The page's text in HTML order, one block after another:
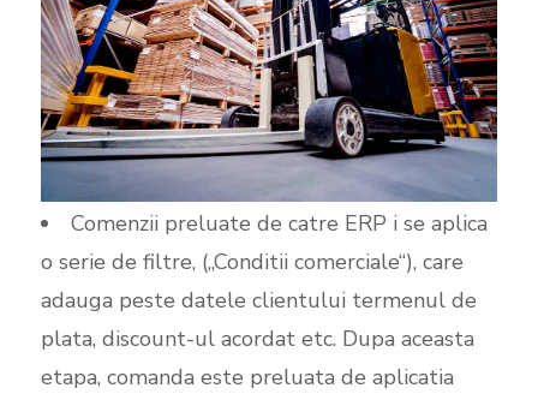
Comenzii preluate de catre ERP i se aplica
o serie de filtre, (,,Conditii comerciale“), care
adauga peste datele clientului termenul de
plata, discount-ul acordat etc. Dupa aceasta
etapa, comanda este preluata de aplicatia